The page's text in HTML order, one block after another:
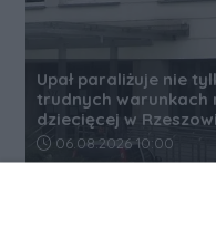
Upał paraliżuje nie
trudnych warunkach
dziecięcej w
Data dodania artykułu:
06.08.2026 10:00